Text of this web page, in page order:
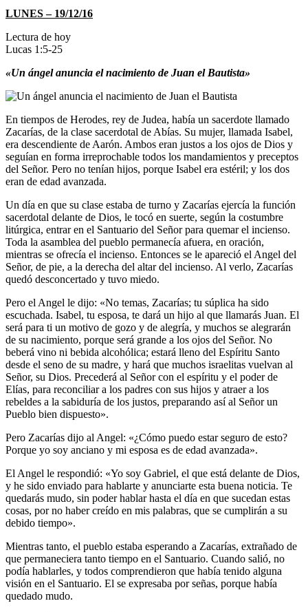
LUNES – 19/12/16
Lectura de hoy
Lucas 1:5-25
«Un ángel anuncia el nacimiento de Juan el Bautista»
En tiempos de Herodes, rey de Judea, había un sacerdote llamado
Zacarías, de la clase sacerdotal de Abías. Su mujer, llamada Isabel,
era descendiente de Aarón. Ambos eran justos a los ojos de Dios y
seguían en forma irreprochable todos los mandamientos y preceptos
del Señor. Pero no tenían hijos, porque Isabel era estéril; y los dos
eran de edad avanzada.
Un día en que su clase estaba de turno y Zacarías ejercía la función
sacerdotal delante de Dios, le tocó en suerte, según la costumbre
litúrgica, entrar en el Santuario del Señor para quemar el incienso.
Toda la asamblea del pueblo permanecía afuera, en oración,
mientras se ofrecía el incienso. Entonces se le apareció el Angel del
Señor, de pie, a la derecha del altar del incienso. Al verlo, Zacarías
quedó desconcertado y tuvo miedo.
Pero el Angel le dijo: «No temas, Zacarías; tu súplica ha sido
escuchada. Isabel, tu esposa, te dará un hijo al que llamarás Juan. El
será para ti un motivo de gozo y de alegría, y muchos se alegrarán
de su nacimiento, porque será grande a los ojos del Señor. No
beberá vino ni bebida alcohólica; estará lleno del Espíritu Santo
desde el seno de su madre, y hará que muchos israelitas vuelvan al
Señor, su Dios. Precederá al Señor con el espíritu y el poder de
Elías, para reconciliar a los padres con sus hijos y atraer a los
rebeldes a la sabiduría de los justos, preparando así al Señor un
Pueblo bien dispuesto».
Pero Zacarías dijo al Angel: «¿Cómo puedo estar seguro de esto?
Porque yo soy anciano y mi esposa es de edad avanzada».
El Angel le respondió: «Yo soy Gabriel, el que está delante de Dios,
y he sido enviado para hablarte y anunciarte esta buena noticia. Te
quedarás mudo, sin poder hablar hasta el día en que sucedan estas
cosas, por no haber creído en mis palabras, que se cumplirán a su
debido tiempo».
Mientras tanto, el pueblo estaba esperando a Zacarías, extrañado de
que permaneciera tanto tiempo en el Santuario. Cuando salió, no
podía hablarles, y todos comprendieron que había tenido alguna
visión en el Santuario. El se expresaba por señas, porque había
quedado mudo.